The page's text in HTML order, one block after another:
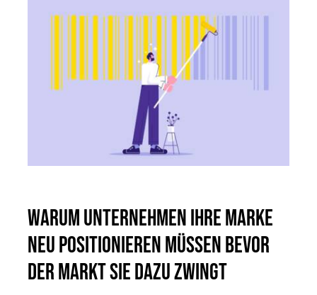
Warum Unternehmen ihre Marke
neu positionieren müssen bevor
der Markt sie dazu zwingt